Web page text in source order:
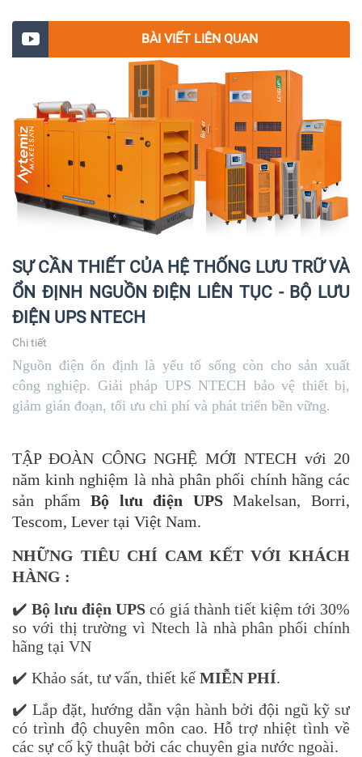
nâng công suất.
BÀI VIẾT LIÊN QUAN
SỰ CẦN THIẾT CỦA HỆ THỐNG LƯU TRỮ VÀ
ỔN ĐỊNH NGUỒN ĐIỆN LIÊN TỤC - BỘ LƯU
ĐIỆN UPS NTECH
Chi tiết
Nguồn điện ổn định là yếu tố sống còn cho sản xuất
công nghiệp. Giải pháp UPS NTECH bảo vệ thiết bị,
giảm gián đoạn, tối ưu chi phí và phát triển bền vững.
TẬP ĐOÀN CÔNG NGHỆ MỚI NTECH với 20
năm kinh nghiệm là nhà phân phối chính hãng các
sản phẩmBộ lưu điện UPSMakelsan, Borri,
Tescom, Lever tại Việt Nam.
NHỮNG TIÊU CHÍ CAM KẾT VỚI KHÁCH
HÀNG :
✔️Bộ lưu điện UPScó giá thành tiết kiệm tới 30%
so với thị trường vì Ntech là nhà phân phối chính
hãng tại VN
✔️ Khảo sát, tư vấn, thiết kế MIỄN PHÍ.
✔️ Lắp đặt, hướng dẫn vận hành bởi đội ngũ kỹ sư
có trình độ chuyên môn cao. Hỗ trợ nhiệt tình về
các sự cố kỹ thuật bởi các chuyên gia nước ngoài.